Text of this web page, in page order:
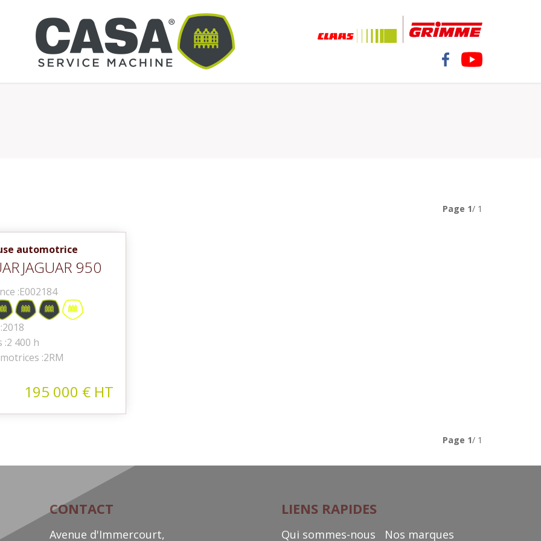
Page 1/ 1
automotrice
JAGUAR 950
:E002184
2018
:2 400 h
:2RM
195 000 € HT
Page 1/ 1
CONTACT
Avenue d'Immercourt,
LIENS RAPIDES
Qui sommes-nous Nos marques